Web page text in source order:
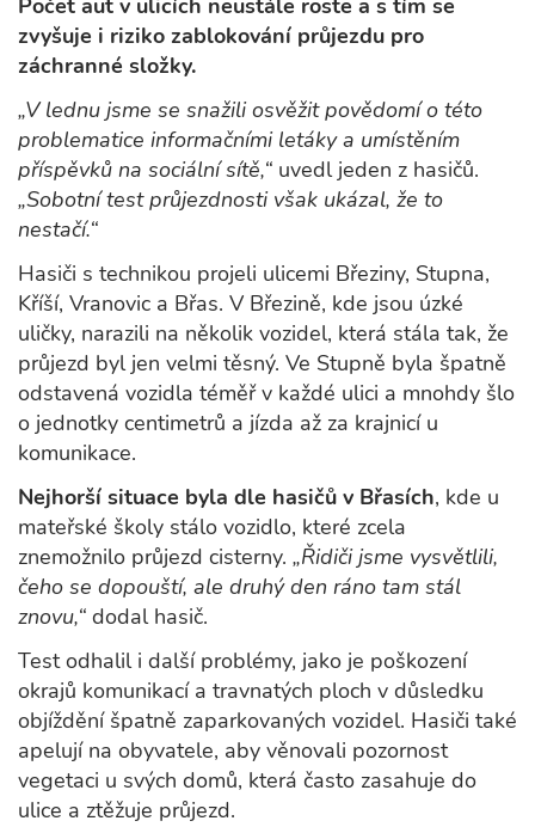
Počet aut v ulicích neustále roste a s tím se
zvyšuje i riziko zablokování průjezdu pro
záchranné složky.
„V lednu jsme se snažili osvěžit povědomí o této
problematice informačními letáky a umístěním
příspěvků na sociální sítě,“ uvedl jeden z hasičů.
„Sobotní test průjezdnosti však ukázal, že to
nestačí.“
Hasiči s technikou projeli ulicemi Březiny, Stupna,
Kříší, Vranovic a Břas. V Březině, kde jsou úzké
uličky, narazili na několik vozidel, která stála tak, že
průjezd byl jen velmi těsný. Ve Stupně byla špatně
odstavená vozidla téměř v každé ulici a mnohdy šlo
o jednotky centimetrů a jízda až za krajnicí u
komunikace.
Nejhorší situace byla dle hasičů v Břasích, kde u
mateřské školy stálo vozidlo, které zcela
znemožnilo průjezd cisterny. „Řidiči jsme vysvětlili,
čeho se dopouští, ale druhý den ráno tam stál
znovu,“ dodal hasič.
Test odhalil i další problémy, jako je poškození
okrajů komunikací a travnatých ploch v důsledku
objíždění špatně zaparkovaných vozidel. Hasiči také
apelují na obyvatele, aby věnovali pozornost
vegetaci u svých domů, která často zasahuje do
ulice a ztěžuje průjezd.